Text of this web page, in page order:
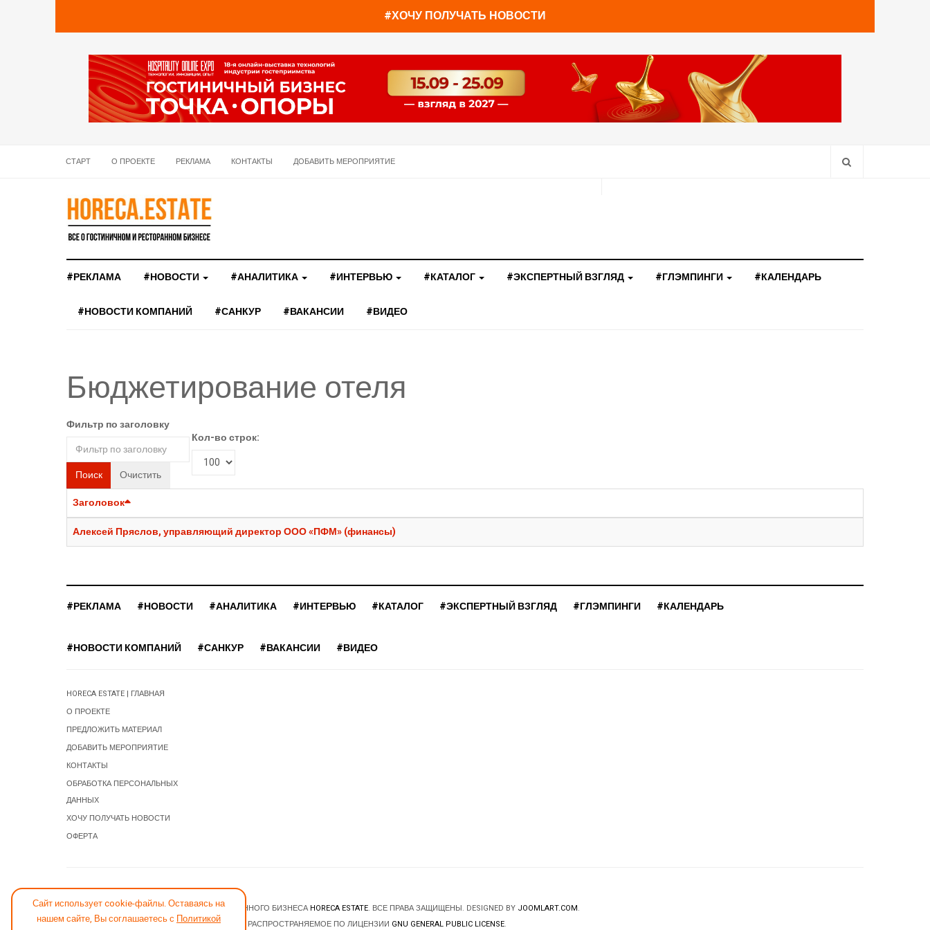
#ХОЧУ ПОЛУЧАТЬ НОВОСТИ
СТАРТ О ПРОЕКТЕ РЕКЛАМА КОНТАКТЫ ДОБАВИТЬ МЕРОПРИЯТИЕ
#РЕКЛАМА #НОВОСТИ #АНАЛИТИКА #ИНТЕРВЬЮ #КАТАЛОГ #ЭКСПЕРТНЫЙ ВЗГЛЯД #ГЛЭМПИНГИ #КАЛЕНДАРЬ
#НОВОСТИ КОМПАНИЙ #САНКУР #ВАКАНСИИ #ВИДЕО
Бюджетирование отеля
Фильтр по заголовку
Поиск Очистить
Кол-во строк:
Заголовок
Алексей Пряслов, управляющий директор ООО «ПФМ» (финансы)
Сайт использует cookie-файлы. Оставаясь на
нашем сайте, Вы соглашаетесь с Политикой
#РЕКЛАМА #НОВОСТИ #АНАЛИТИКА #ИНТЕРВЬЮ #КАТАЛОГ #ЭКСПЕРТНЫЙ ВЗГЛЯД #ГЛЭМПИНГИ #КАЛЕНДАРЬ
#НОВОСТИ КОМПАНИЙ #САНКУР #ВАКАНСИИ #ВИДЕО
HORECA ESTATE | ГЛАВНАЯ
О ПРОЕКТЕ
ПРЕДЛОЖИТЬ МАТЕРИАЛ
ДОБАВИТЬ МЕРОПРИЯТИЕ
КОНТАКТЫ
ОБРАБОТКА ПЕРСОНАЛЬНЫХ
ДАННЫХ
ХОЧУ ПОЛУЧАТЬ НОВОСТИ
ОФЕРТА
© 2026 НОВОСТИ ГОСТИНИЧНОГО И РЕСТОРАННОГО БИЗНЕСА HORECA ESTATE. ВСЕ ПРАВА ЗАЩИЩЕНЫ. DESIGNED BY JOOMLART.COM.
JOOMLA! CMS- ПРОГРАММНОЕ ОБЕСПЕЧЕНИЕ, РАСПРОСТРАНЯЕМОЕ ПО ЛИЦЕНЗИИ GNU GENERAL PUBLIC LICENSE.